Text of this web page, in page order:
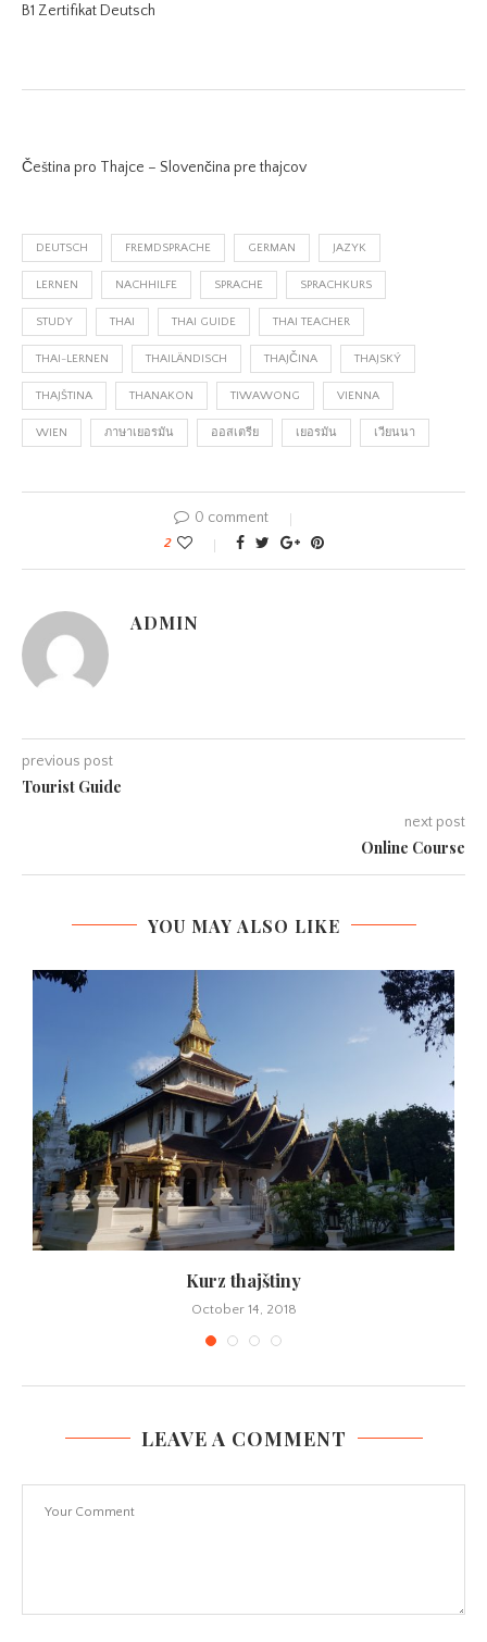
B1 Zertifikat Deutsch
Čeština pro Thajce – Slovenčina pre thajcov
DEUTSCH FREMDSPRACHE GERMAN JAZYK
LERNEN NACHHILFE SPRACHE SPRACHKURS
STUDY THAI THAI GUIDE THAI TEACHER
THAI-LERNEN THAILÄNDISCH THAJČINA THAJSKÝ
THAJŠTINA THANAKON TIWAWONG VIENNA
WIEN ภาษาเยอรมัน ออสเตรีย เยอรมัน เวียนนา
0 comment
2
ADMIN
previous post
Tourist Guide
next post
Online Course
YOU MAY ALSO LIKE
Kurz thajštiny
October 14, 2018
LEAVE A COMMENT